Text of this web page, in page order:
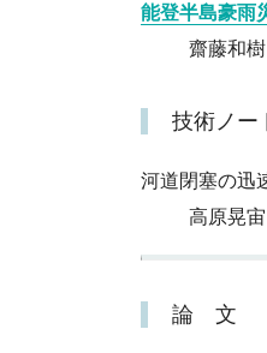
能登半島豪雨
齋藤和
技術ノー
河道閉塞の迅
高原晃
論 文